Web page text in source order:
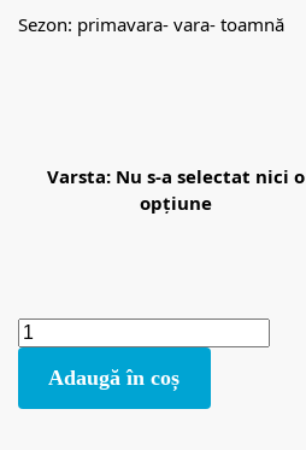
Sezon: primavara- vara- toamnă
Varsta: Nu s-a selectat nici o
opțiune
Adaugă în coș